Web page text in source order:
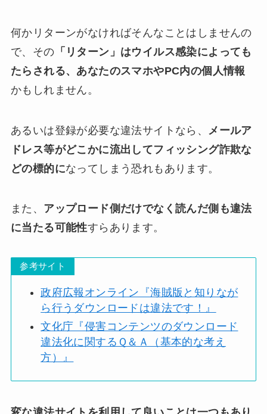
何かリターンがなければそんなことはしませんの
で、その 「リターン」はウイルス感染によっても
たらされる、あなたのスマホやPC内の個人情報
かもしれません。
あるいは登録が必要な違法サイトなら、
メールア
ドレス等がどこかに流出してフィッシング詐欺な
どの標的になってしまう恐れもあります。
また、 アップロード側だけでなく読んだ側も違法
に当たる可能性すらあります。
参考サイト
政府広報オンライン『海賊版と知りなが
ら行うダウンロードは違法です！』
文化庁『侵害コンテンツのダウンロード
違法化に関するＱ＆Ａ（基本的な考え
方）』